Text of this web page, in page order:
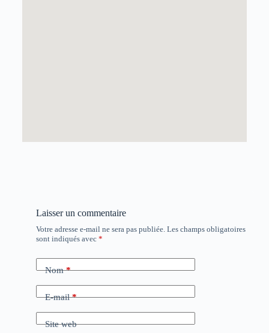
Laisser un commentaire
Votre adresse e-mail ne sera pas publiée. Les champs obligatoires
sont indiqués avec *
Nom*
E-mail*
Site web